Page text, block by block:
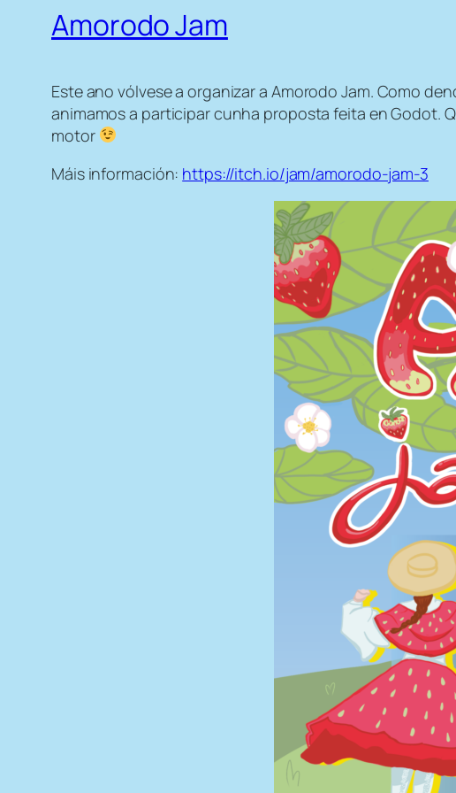
Amorodo Jam
Este ano vólvese a organizar a Amorodo Jam. Como
animamos a participar cunha proposta feita en Godot.
motor
Máis información: https://itch.io/jam/amorodo-jam-3